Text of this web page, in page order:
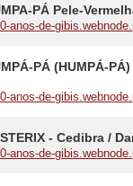
PÁ Pele-
anos-de-
PÁ (HUMPÁ-
anos-de-
- Cedibra /
anos-de-